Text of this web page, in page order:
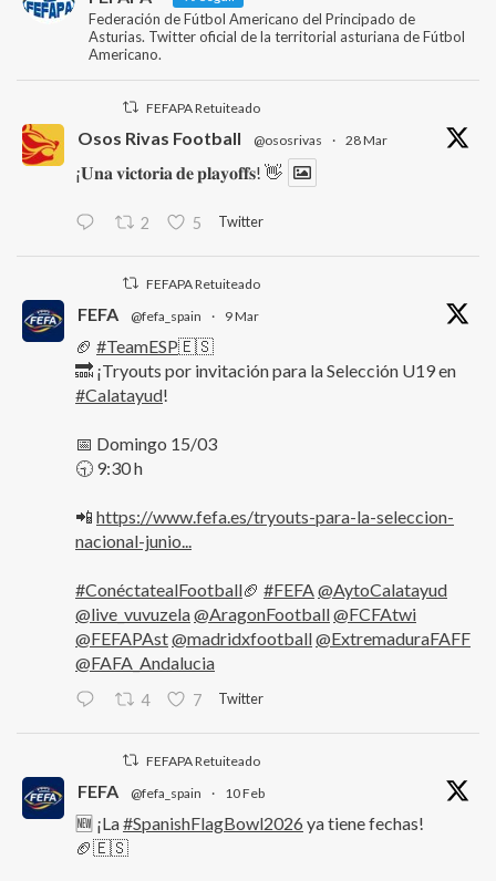
Federación de Fútbol Americano del Principado de
Asturias. Twitter oficial de la territorial asturiana de Fútbol
Americano.
FEFAPA Retuiteado
Osos Rivas Football @ososrivas · 28 Mar
¡𝐔𝐧𝐚 𝐯𝐢𝐜𝐭𝐨𝐫𝐢𝐚 𝐝𝐞 𝐩𝐥𝐚𝐲𝐨𝐟𝐟𝐬! 👋
2 5 Twitter
FEFAPA Retuiteado
FEFA @fefa_spain · 9 Mar
🏈 #TeamESP🇪🇸
🔜 ¡Tryouts por invitación para la Selección U19 en
#Calatayud!
📅 Domingo 15/03
🕤 9:30 h
📲 https://www.fefa.es/tryouts-para-la-seleccion-
nacional-junio...
#ConéctatealFootball🏈 #FEFA@AytoCalatayud
@live_vuvuzela@AragonFootball@FCFAtwi
@FEFAPAst@madridxfootball@ExtremaduraFAFF
@FAFA_Andalucia
4 7 Twitter
FEFAPA Retuiteado
FEFA @fefa_spain · 10 Feb
🆕 ¡La#SpanishFlagBowl2026 ya tiene fechas!
🏈🇪🇸